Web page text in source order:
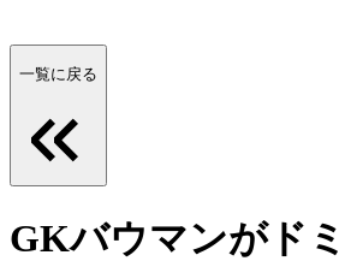
一覧に戻る
GKバウマンがド